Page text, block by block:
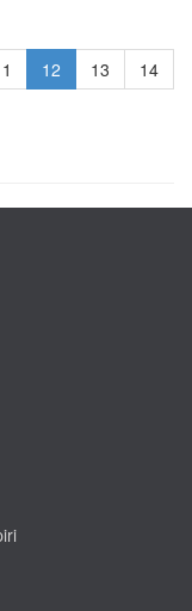
12 13
14